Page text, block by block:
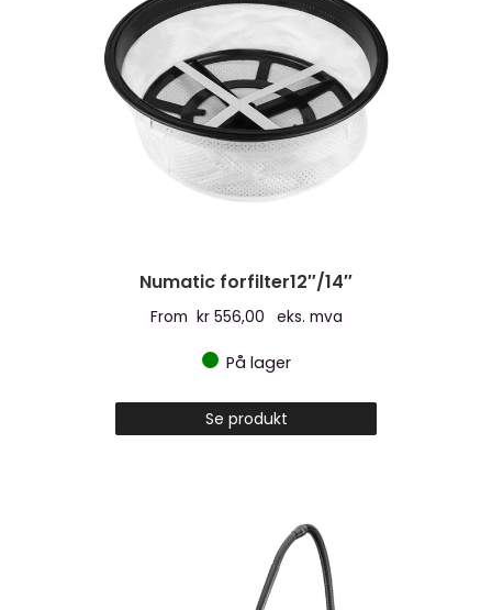
Numatic forfilter12″/14″
From kr556,00 eks. mva
På lager
Se produkt
produktet